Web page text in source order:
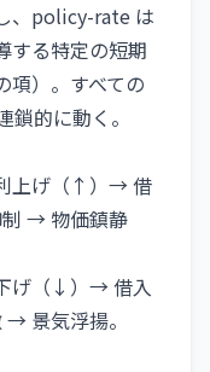
、policy-rate は
する特定の短期
項）。すべての
的に動く。
上げ（↑）→ 借
→ 物価鎮静
げ（↓）→ 借入
景気浮揚。